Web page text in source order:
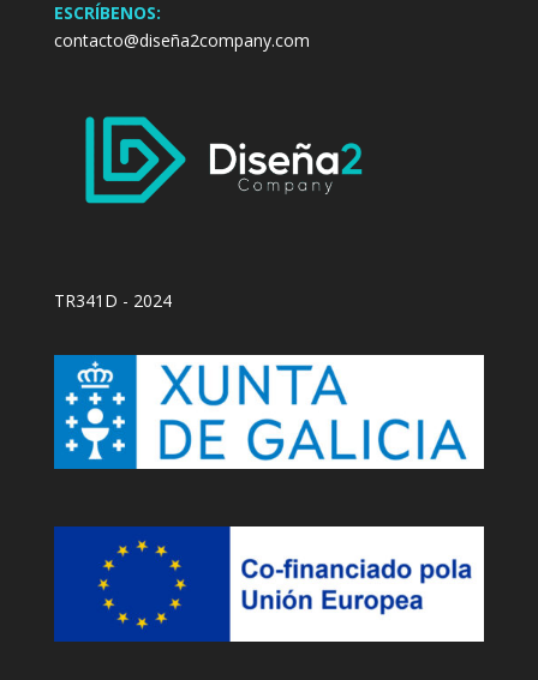
ESCRÍBENOS:
contacto@diseña2company.com
TR341D - 2024